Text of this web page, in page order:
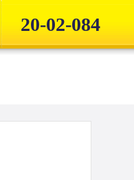
20-02-084